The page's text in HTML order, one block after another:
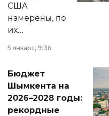
США
намерены, по
их
принести
народу
Венесуэлы.
5 января, 9:36
Бюджет
Шымкента на
2026–2028 годы:
рекордные